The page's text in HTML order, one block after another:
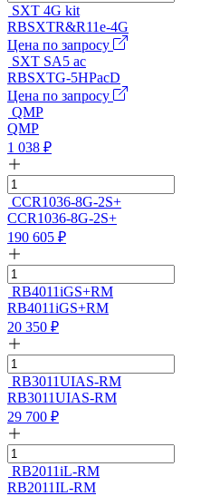
SXT 4G kit
RBSXTR&R11e-4G
Цена по запросу
SXT SA5 ac
RBSXTG-5HPacD
Цена по запросу
QMP
QMP
1 038 ₽
CCR1036-8G-2S+
CCR1036-8G-2S+
190 605 ₽
RB4011iGS+RM
RB4011iGS+RM
20 350 ₽
RB3011UIAS-RM
RB3011UIAS-RM
29 700 ₽
RB2011iL-RM
RB2011IL-RM